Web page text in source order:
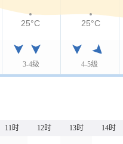
3-4级 4-5级
25°C
25°C
11时 12时 13时 14时